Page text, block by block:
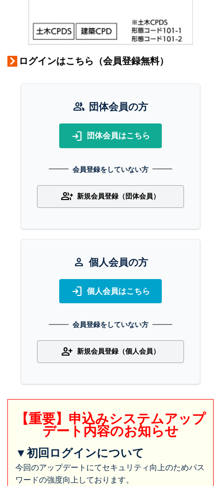
ログインはこちら（会員登録無料）
group 団体会員の方
login 団体会員はこちら
会員登録をしていない方
group_add 新規会員登録（団体会員）
person 個人会員の方
login 個人会員はこちら
会員登録をしていない方
person_add 新規会員登録（個人会員）
【重要】申込みシステムアップ
デート内容のお知らせ
▼初回ログインについて
今回のアップデートにてセキュリティ向上のためパス
ワードの強度向上しております。